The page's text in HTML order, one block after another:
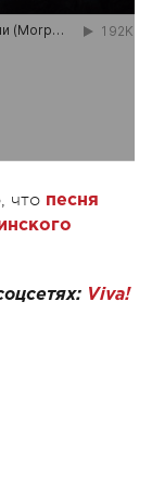
что песня
Viva!